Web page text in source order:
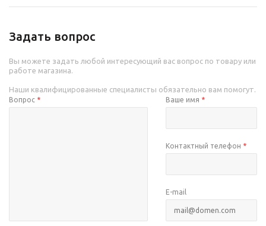
Задать вопрос
Вы можете задать любой интересующий вас вопрос по товару или
работе магазина.
Наши квалифицированные специалисты обязательно вам помогут.
Вопрос * Ваше имя *
Контактный телефон *
E-mail